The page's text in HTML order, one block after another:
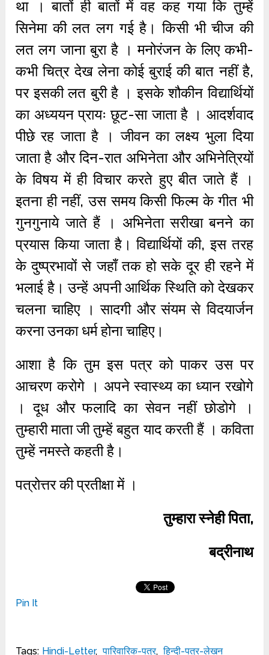
था । बातों ही बातों में वह कह गया कि तुम्हें
सिनेमा की लत लग गई है। किसी भी चीज की
लत लग जाना बुरा है । मनोरंजन के लिए कभी-
कभी चित्र देख लेना कोई बुराई की बात नहीं है,
पर इसकी लत बुरी है । इसके शौकीन विद्यार्थियों
का अध्ययन प्रायः छूट-सा जाता है । आदर्शवाद
पीछे रह जाता है । जीवन का लक्ष्य भुला दिया
जाता है और दिन-रात अभिनेता और अभिनेत्रियों
के विषय में ही विचार करते हुए बीत जाते हैं ।
इतना ही नहीं, उस समय किसी फिल्म के गीत भी
गुनगुनाये जाते हैं । अभिनेता सरीखा बनने का
प्रयास किया जाता है। विद्यार्थियों की, इस तरह
के दुष्प्रभावों से जहाँ तक हो सके दूर ही रहने में
भलाई है। उन्हें अपनी आर्थिक स्थिति को देखकर
चलना चाहिए । सादगी और संयम से विदयार्जन
करना उनका धर्म होना चाहिए।
आशा है कि तुम इस पत्र को पाकर उस पर
आचरण करोगे । अपने स्वास्थ्य का ध्यान रखोगे
। दूध और फलादि का सेवन नहीं छोडोगे ।
तुम्हारी माता जी तुम्हें बहुत याद करती हैं । कविता
तुम्हें नमस्ते कहती है।
पत्रोत्तर की प्रतीक्षा में ।
तुम्हारा स्नेही पिता,
बद्रीनाथ
Pin It
Tags: Hindi-Letter, पारिवारिक-पत्र, हिन्दी-पत्र-लेखन